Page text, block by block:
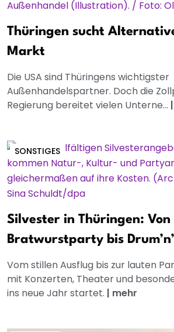
Thüringen sucht
Markt
Die USA sind Thüringens wichtigster
Außenhandelspartner. Doch die
Regierung bereitet vielen Unterne... |
SONSTIGES
Silvester in Thüringen: Von
Bratwurstparty bis
Vom stillen Ausflug bis zur lauten
mit Konzerten, Theater und
ins neue Jahr startet. | mehr